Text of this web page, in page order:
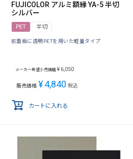
FUJICOLOR アルミ額縁 YA-5 半切
シルバー
PET 半切
前面板に透明PETを用いた軽量タイプ
メーカー希望小売価格 ¥ 6,050
販売価格 ¥4,840 税込
カートに入れる